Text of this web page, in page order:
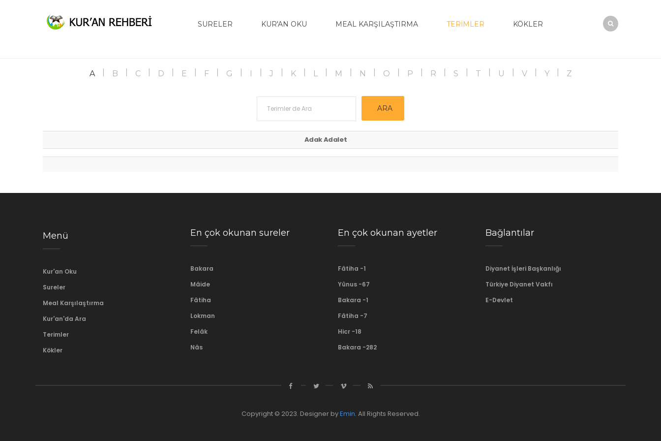
SURELER KUR'AN OKU MEAL KARŞILAŞTIRMA TERİMLER KÖKLER
A B C D E F G I J K L M N O P R S T U V Y Z
Adak Adalet
Menü
Kur'an Oku
Sureler
Meal Karşılaştırma
Kur'an'da Ara
Terimler
Kökler
En çok okunan sureler
Bakara
Mâide
Fâtiha
Lokman
Felâk
Nâs
En çok okunan ayetler
Fâtiha -1
Yûnus -67
Bakara -1
Fâtiha -7
Hicr -18
Bakara -282
Bağlantılar
Diyanet İşleri Başkanlığı
Türkiye Diyanet Vakfı
E-Devlet
Copyright © 2023. Designer byEmin. All Rights Reserved.